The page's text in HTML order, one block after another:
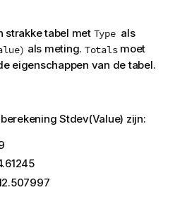
strakke tabel met Type als
als meting. Totalsmoet
eigenschappen van de tabel.
Stdev(Value) zijn: